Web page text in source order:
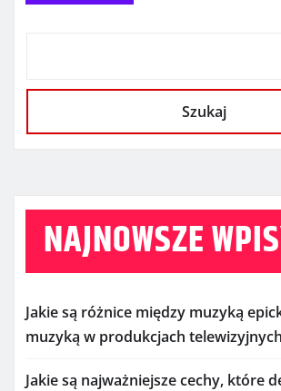
Szukaj
NAJNOWSZE
Jakie są różnice między muzyką
muzyką w produkcjach
Jakie są najważniejsze cechy, które